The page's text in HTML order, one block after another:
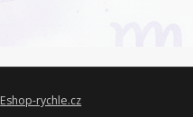
Eshop-rychle.cz